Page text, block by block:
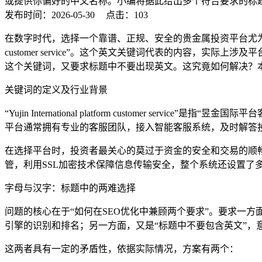
发布时间：2026-05-30
点击：103
在数字时代，选择一个靠谱、正规、安全的贵金属投资平台尤
customer service”。这个英文关键词代表的内容，实际上涉
这个关键词，又要求标题中不要出现英文。这究竟如何解决？
关键词的定义及行业背景
“Yujin International platform customer service”是指“昱金国际
平台通常拥有专业的客服团队，接入智能客服系统，及时解
在选择平台时，投资者最关心的莫过于资金的安全和交易的
管，利用SSL加密技术保障信息传输安全，整个系统还设置
字母与汉字：标题中的两难选择
问题的核心在于“如何在SEO优化中兼顾两个要求”。要求一方
引擎的识别和排名；另一方面，又是“标题中不要包含英文”
这两者具有一定的矛盾性，依据实际情况，方案有两个：